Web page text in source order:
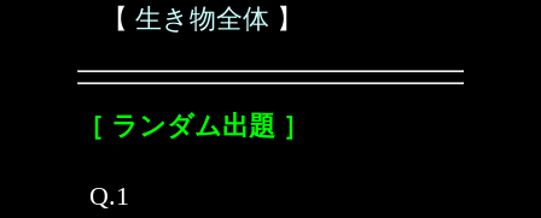
【 生き物全体 】
［ ランダム出題 ］
Q.1